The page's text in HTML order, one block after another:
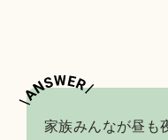
家族みんなが昼も